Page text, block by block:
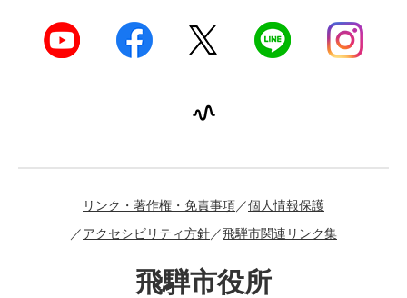
リンク・著作権・免責事項
個人情報保護
アクセシビリティ方針
飛騨市関連リンク集
飛騨市役所